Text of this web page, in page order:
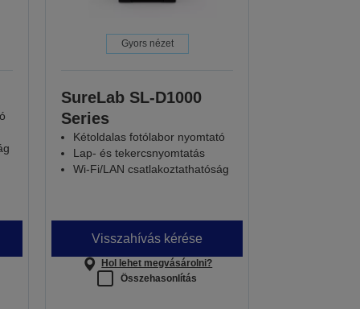
Gyors nézet
SureLab SL-D1000
Series
Kétoldalas fotólabor nyomtató
Lap- és tekercsnyomtatás
Wi-Fi/LAN csatlakoztathatóság
Visszahívás kérése
Hol lehet megvásárolni?
Összehasonlítás